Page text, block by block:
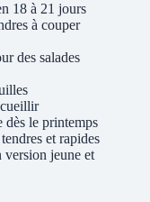
18 à 21 jours
à couper
des salades
dès le printemps
et rapides
version jeune et